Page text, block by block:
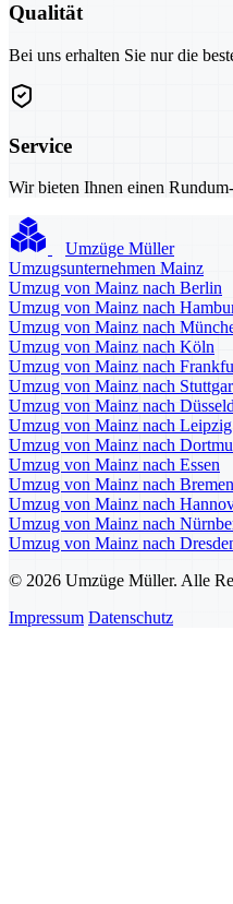
Qualität
Bei uns erhalten Sie nur die
Service
Wir bieten Ihnen einen
Umzüge Müller
Umzugsunternehmen Mainz
Umzug von Mainz nach Berlin
Umzug von Mainz nach
Umzug von Mainz nach
Umzug von Mainz nach Köln
Umzug von Mainz nach
Umzug von Mainz nach
Umzug von Mainz nach
Umzug von Mainz nach Leipzig
Umzug von Mainz nach
Umzug von Mainz nach Essen
Umzug von Mainz nach Bremen
Umzug von Mainz nach
Umzug von Mainz nach
Umzug von Mainz nach
© 2026 Umzüge Müller. Alle
Impressum Datenschutz